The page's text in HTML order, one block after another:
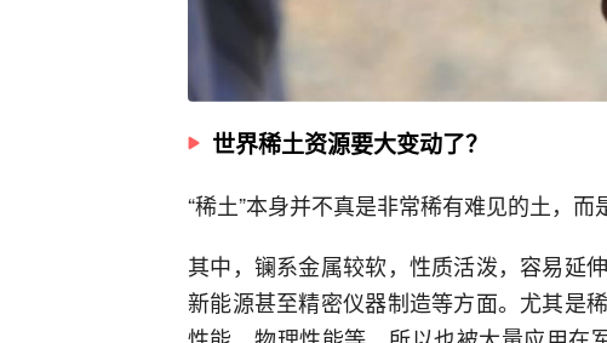
世界稀土资源要大变动了？
“稀土”本身并不真是非常稀有难见的土，而
其中，镧系金属较软，性质活泼，容易延
新能源甚至精密仪器制造等方面。尤其是